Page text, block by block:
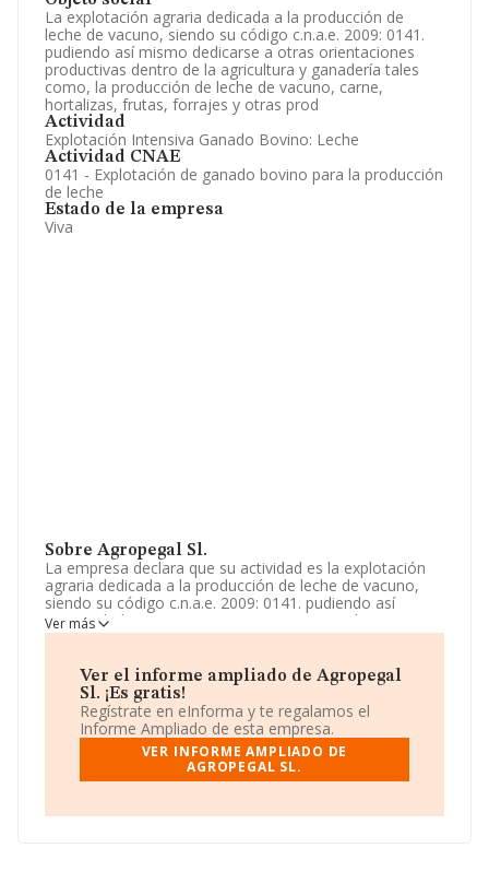
La explotación agraria dedicada a la producción de
leche de vacuno, siendo su código c.n.a.e. 2009: 0141.
pudiendo así mismo dedicarse a otras orientaciones
productivas dentro de la agricultura y ganadería tales
como, la producción de leche de vacuno, carne,
hortalizas, frutas, forrajes y otras prod
Actividad
Explotación Intensiva Ganado Bovino: Leche
Actividad CNAE
0141 - Explotación de ganado bovino para la producción
de leche
Estado de la empresa
Viva
Sobre Agropegal Sl.
La empresa declara que su actividad es la explotación
agraria dedicada a la producción de leche de vacuno,
siendo su código c.n.a.e. 2009: 0141. pudiendo así
mismo dedicarse a otras orientaciones productivas
dentro de la agricultura y ganadería tales como, la
forrajes y otras prod. La sociedad está registrada como
Sociedad Limitada. Su actividad CNAE es 'Explotación de
ganado bovino para la producción de leche' con código
0141. La sociedad no tiene actividad en mercados
exteriores.
La plantilla se ha mantenido igual y según las cifras
de empleados ha estado por encima de la media de
Ver más
Ver el informe ampliado de Agropegal
Sl. ¡Es gratis!
Regístrate en eInforma y te regalamos el
Informe Ampliado de esta empresa.
VER INFORME AMPLIADO DE
AGROPEGAL SL.